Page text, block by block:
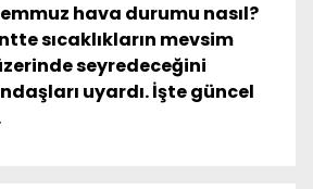
hava durumu nasıl?
sıcaklıkların mevsim
seyredeceğini
uyardı. İşte güncel